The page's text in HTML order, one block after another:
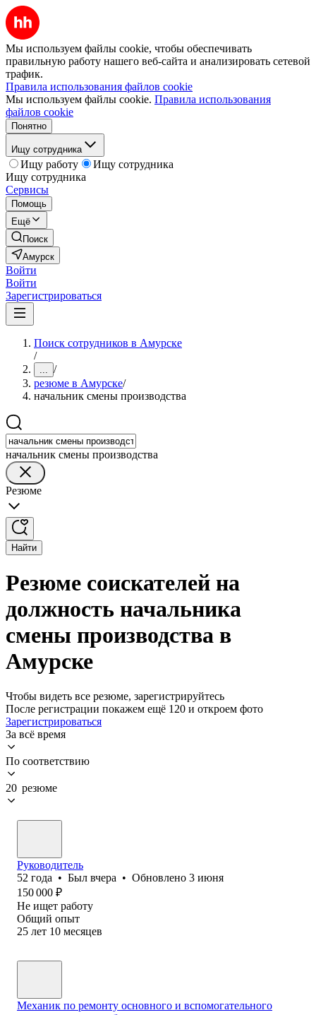
Мы используем файлы cookie, чтобы обеспечивать
правильную работу нашего веб-сайта и анализировать сетевой
трафик.
Правила использования файлов cookie
Мы используем файлы cookie. Правила использования
файлов cookie
Понятно
Ищу сотрудника
Ищу работу
Ищу сотрудника
Ищу сотрудника
Сервисы
Помощь
Ещё
Поиск
Амурск
Войти
Войти
Зарегистрироваться
Поиск сотрудников в Амурске
/
... /
резюме в Амурске/
начальник смены производства
начальник смены производства
Резюме
Найти
Резюме соискателей на
должность начальника
смены производства в
Амурске
Чтобы видеть все резюме, зарегистрируйтесь
После регистрации покажем ещё 120 и откроем фото
Зарегистрироваться
За всё время
По соответствию
20 резюме
Руководитель
52 года • Был вчера • Обновлено 3 июня
150 000 ₽
Не ищет работу
Общий опыт
25 лет 10 месяцев
Механик по ремонту основного и вспомогательного